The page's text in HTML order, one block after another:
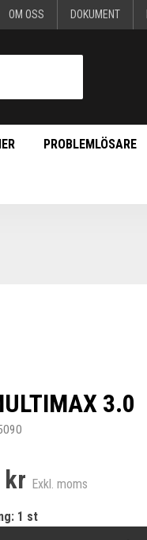
OM OSS DOKUMENT
PROBLEMLÖSARE
3.0
kr Exkl. moms
1 st